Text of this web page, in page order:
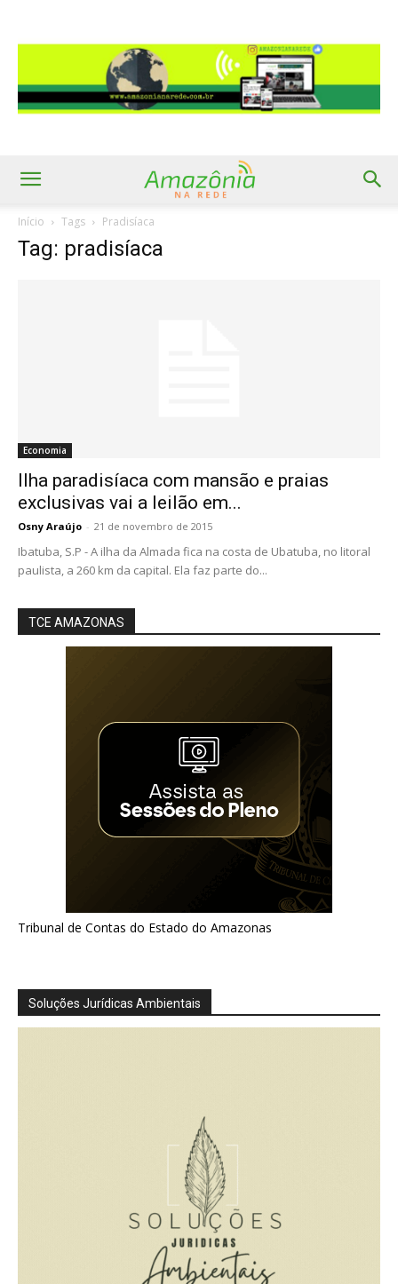
Início Tags Pradisíaca
Tag: pradisíaca
Economia
Ilha paradisíaca com mansão e praias
exclusivas vai a leilão em...
Osny Araújo - 21 de novembro de 2015
Ibatuba, S.P - A ilha da Almada fica na costa de Ubatuba, no litoral
paulista, a 260 km da capital. Ela faz parte do...
TCE AMAZONAS
Tribunal de Contas do Estado do Amazonas
Soluções Jurídicas Ambientais